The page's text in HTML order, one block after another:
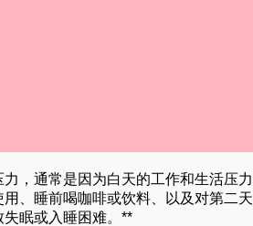
，通常是因为白天的工作和生活压
、睡前喝咖啡或饮料、以及对第二
眠或入睡困难。**